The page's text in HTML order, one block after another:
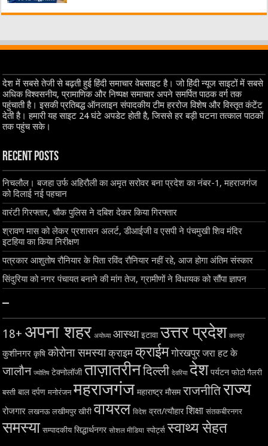
देश में सबसे तेजी से बढ़ती हुई हिंदी समाचार वेबसाइट है। जो हिंदी न्यूज साइटों में सबसे
अधिक विश्वसनीय, प्रामाणिक और निष्पक्ष समाचार अपने समर्पित पाठक वर्ग तक
पहुंचाती है। इसकी प्रतिबद्ध ऑनलाइन संपादकीय टीम हररोज विशेष और विस्तृत कंटेंट
देती है। हमारी यह साइट 24 घंटे अपडेट होती है, जिससे हर बड़ी घटना तत्काल पाठकों
तक पहुंच सके।
Recent Posts
निचलौल। बजहा उर्फ अहिरौली का अमृत सरोवर बना प्रदेश का नंबर-1, महराजगंज
को दिलाई नई पहचान
वारंटी गिरफ्तार, चौक पुलिस ने दबिश देकर किया गिरफ्तार
श्रावण मास को लेकर प्रशासन अलर्ट, डीआईजी व एसपी ने पंचमुखी शिव मंदिर
इटहिया का किया निरीक्षण
पत्रकार आशुतोष रौनियार के पिता रविंद रौनियार नहीं रहे, आज होगा अंतिम संस्कार
सिंदुरिया को नगर पंचायत बनाने की मांग तेज, ग्रामीणों ने विधायक को सौंपा ज्ञापन
–
18+ अपना शहर अयोध्या आस्था इटावा उत्तर प्रदेश कानपुर
कुशीनगर कृषि कोरोना समस्या क्राइम क्राईम गोरखपुर जरा हट के
जालौन ज्योतिष टेक्नोलॉजी ताज़ातरीनदिल्ली देवरिया देश पर्यटन फोटो गैलरी
बस्ती बाल दर्पण मनोरंजन महराजगंज महाराष्ट्र मौसम राजनीतिराज्य
रोजगार लखनऊ लखीमपुर खीरी वायरल विदेश व्रत/त्यौहार शिक्षा संतकबीरनगर
समस्या सम्पादकीय सिद्धार्थनगर सोशल मीडिया स्पोर्ट्स स्वाथ्य सेहत